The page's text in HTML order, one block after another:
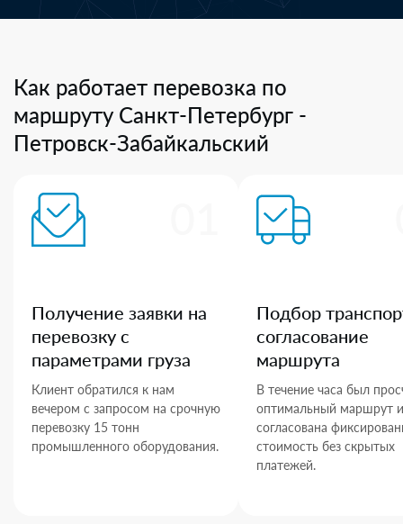
Как работает перевозка по
маршруту Санкт-Петербург -
Петровск-Забайкальский
Получение заявки на
перевозку с
параметрами груза
Клиент обратился к нам
вечером с запросом на срочную
перевозку 15 тонн
промышленного оборудования.
Подбор
согласование
маршрута
В течение часа был
оптимальный маршрут и
согласована
стоимость без скрытых
платежей.